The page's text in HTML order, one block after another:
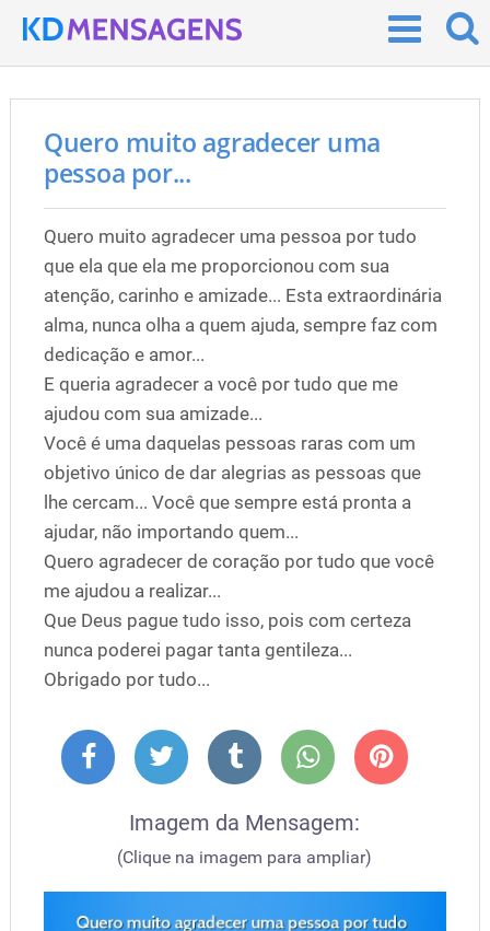
Quero muito agradecer uma
pessoa por...
Quero muito agradecer uma pessoa por tudo
que ela que ela me proporcionou com sua
atenção, carinho e amizade... Esta extraordinária
alma, nunca olha a quem ajuda, sempre faz com
dedicação e amor...
E queria agradecer a você por tudo que me
ajudou com sua amizade...
Você é uma daquelas pessoas raras com um
objetivo único de dar alegrias as pessoas que
lhe cercam... Você que sempre está pronta a
ajudar, não importando quem...
Quero agradecer de coração por tudo que você
me ajudou a realizar...
Que Deus pague tudo isso, pois com certeza
nunca poderei pagar tanta gentileza...
Obrigado por tudo...
Imagem da Mensagem:
(Clique na imagem para ampliar)